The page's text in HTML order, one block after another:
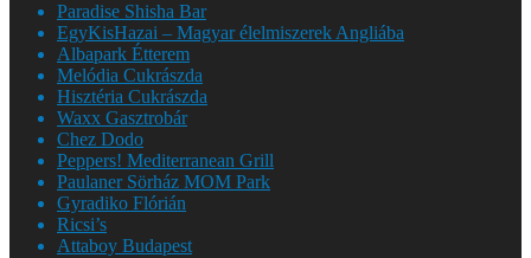
Paradise Shisha Bar
EgyKisHazai – Magyar élelmiszerek Angliába
Albapark Étterem
Melódia Cukrászda
Hisztéria Cukrászda
Waxx Gasztrobár
Chez Dodo
Peppers! Mediterranean Grill
Paulaner Sörház MOM Park
Gyradiko Flórián
Ricsi’s
Attaboy Budapest